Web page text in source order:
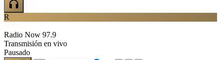
R
Radio Now 97.9
Transmisión en vivo
Pausado